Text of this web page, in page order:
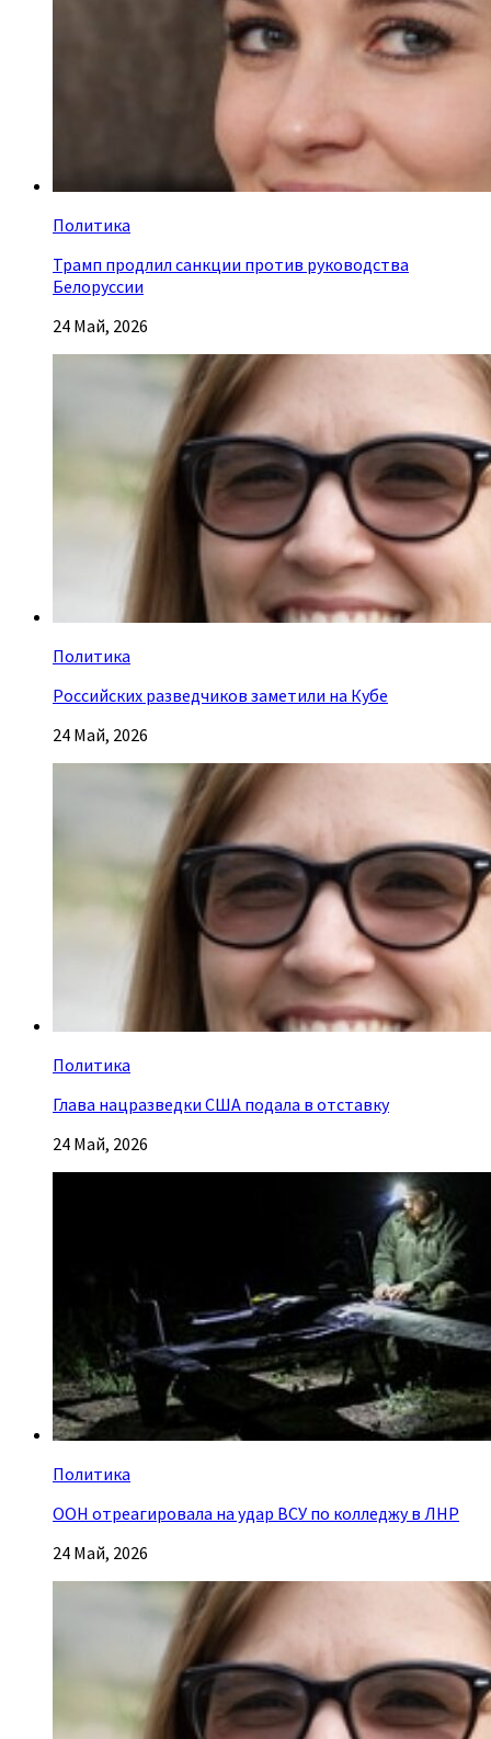
Политика
Трамп продлил санкции против руководства
Белоруссии
24 Май, 2026
Политика
Российских разведчиков заметили на Кубе
24 Май, 2026
Политика
Глава нацразведки США подала в отставку
24 Май, 2026
Политика
ООН отреагировала на удар ВСУ по колледжу в ЛНР
24 Май, 2026